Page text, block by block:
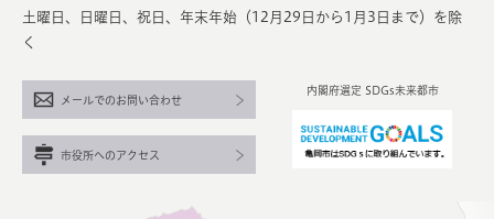
土曜日、日曜日、祝日、年末年始（12月29日から1月3日まで）を除
く
内閣府選定 SDGs未来都市
メールでのお問い合わせ
市役所へのアクセス